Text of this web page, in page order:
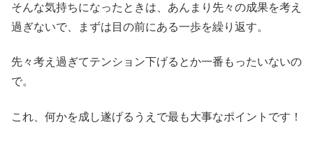
そんな気持ちになったときは、あんまり先々の成果を考え
過ぎないで、まずは目の前にある一歩を繰り返す。
先々考え過ぎてテンション下げるとか一番もったいないの
で。
これ、何かを成し遂げるうえで最も大事なポイントです！